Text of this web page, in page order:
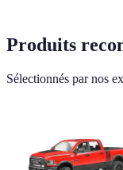
Produits
Sélectionnés par nos